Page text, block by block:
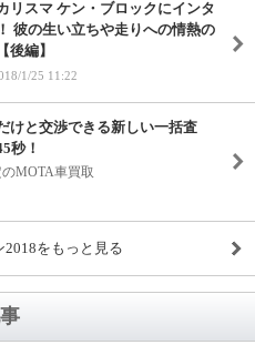
リスマ ケン・ブロックにインタ
彼の生い立ちや走りへの情熱の
後編】
1/25 11:22
けと交渉できる新しい一括査
秒！
MOTA車買取
をもっと見る